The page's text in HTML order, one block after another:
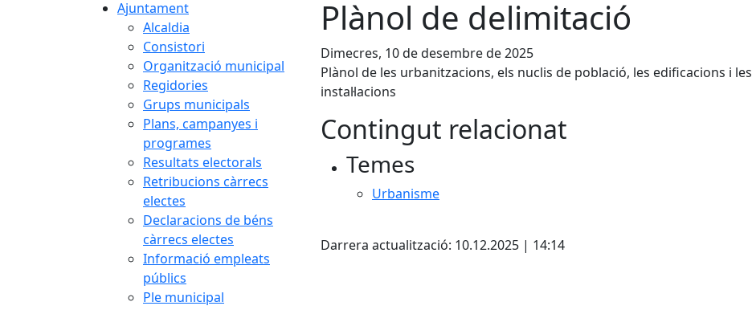
Ajuntament
Alcaldia
Consistori
Organització municipal
Regidories
Grups municipals
Plans, campanyes i
programes
Resultats electorals
Retribucions càrrecs
electes
Declaracions de béns
càrrecs electes
Informació empleats
públics
Ple municipal
Plànol de delimitació
Dimecres, 10 de desembre de 2025
Plànol de les urbanitzacions, els nuclis de població, les edificacions i les
instal·lacions
Contingut relacionat
Temes
Urbanisme
Darrera actualització: 10.12.2025 | 14:14